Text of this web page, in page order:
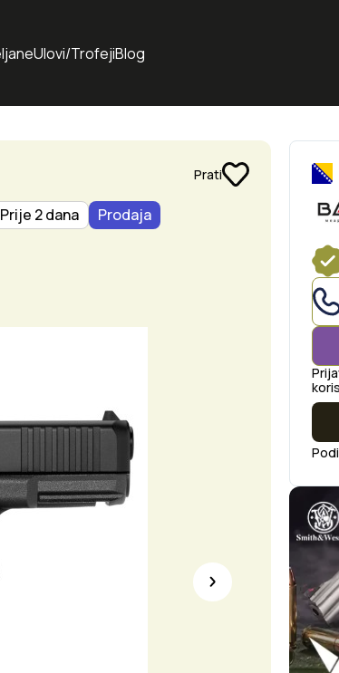
Ulovi/TrofejiBlog
Prati
2 dana Prodaja